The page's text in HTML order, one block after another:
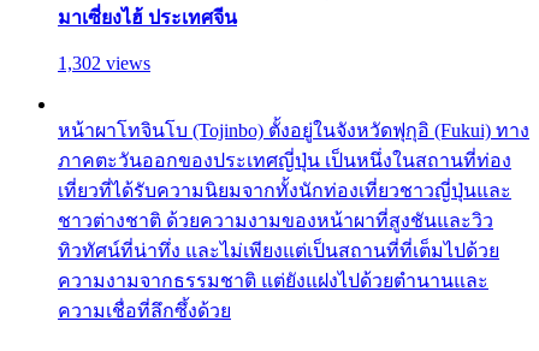
มาเซี่ยงไฮ้ ประเทศจีน
1,302 views
หน้าผาโทจินโบ (Tojinbo) ตั้งอยู่ในจังหวัดฟุกุอิ (Fukui) ทาง
ภาคตะวันออกของประเทศญี่ปุ่น เป็นหนึ่งในสถานที่ท่อง
เที่ยวที่ได้รับความนิยมจากทั้งนักท่องเที่ยวชาวญี่ปุ่นและ
ชาวต่างชาติ ด้วยความงามของหน้าผาที่สูงชันและวิว
ทิวทัศน์ที่น่าทึ่ง และไม่เพียงแต่เป็นสถานที่ที่เต็มไปด้วย
ความงามจากธรรมชาติ แต่ยังแฝงไปด้วยตำนานและ
ความเชื่อที่ลึกซึ้งด้วย